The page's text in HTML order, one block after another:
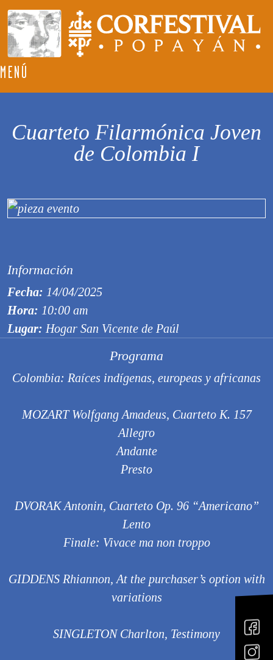
MENÚ
Cuarteto Filarmónica Joven
de Colombia I
Información
Fecha: 14/04/2025
Hora: 10:00 am
Lugar: Hogar San Vicente de Paúl
Programa
Colombia: Raíces indígenas, europeas y africanas
MOZART Wolfgang Amadeus, Cuarteto K. 157
Allegro
Andante
Presto
DVORAK Antonin, Cuarteto Op. 96 “Americano”
Lento
Finale: Vivace ma non troppo
GIDDENS Rhiannon, At the purchaser’s option with
variations
SINGLETON Charlton, Testimony